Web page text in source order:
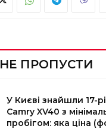
НЕ ПРОПУСТИ
У Києві знайшли 17-
Camry XV40 з
пробігом: яка ціна